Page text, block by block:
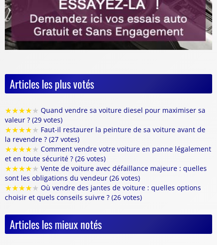
Articles les plus votés
★★★★★ Quand vendre sa voiture diesel pour maximiser sa
valeur ? (29 votes)
★★★★★ Faut-il restaurer la peinture de sa voiture avant de
la revendre ? (27 votes)
★★★★★ Comment vendre votre voiture en panne légalement
et en toute sécurité ? (26 votes)
★★★★★ Vente de voiture avec défaillance majeure : quelles
sont les obligations du vendeur (26 votes)
★★★★★ Où vendre des jantes de voiture : quelles options
choisir et quels conseils suivre ? (26 votes)
Articles les mieux notés